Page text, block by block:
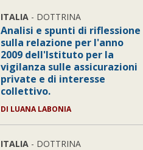
ITALIA - DOTTRINA
Analisi e spunti di riflessione
sulla relazione per l'anno
2009 dell'Istituto per la
vigilanza sulle assicurazioni
private e di interesse
collettivo.
DI LUANA LABONIA
ITALIA - DOTTRINA